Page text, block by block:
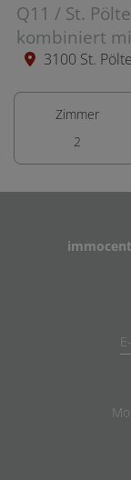
Q11 / St.
kombiniert
3100 St.
Zimmer
2